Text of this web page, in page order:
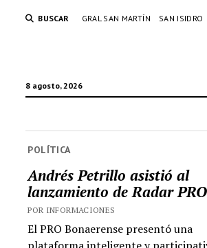
BUSCAR GRAL SAN MARTÍN SAN ISIDRO
8 agosto, 2026
POLÍTICA
Andrés Petrillo asistió al
lanzamiento de Radar PRO
POR INFORMACIONES
El PRO Bonaerense presentó una